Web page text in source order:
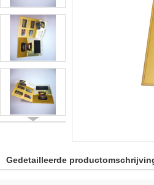
Gedetailleerde